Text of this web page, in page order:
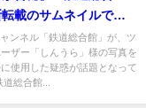
載のサムネイルで炎
し証拠捏造も 嘘を嘘で
当該動画は一度非公開
び公開
ンネル「鉄道総合館」が、ツ
ザー「しんうら」様の写真を
使用した疑惑が話題となって
総合館...